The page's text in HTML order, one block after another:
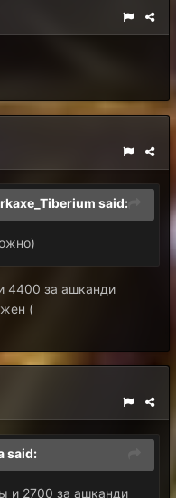
said:
4400 за ашканди
(
said:
и 2700 за ашканди